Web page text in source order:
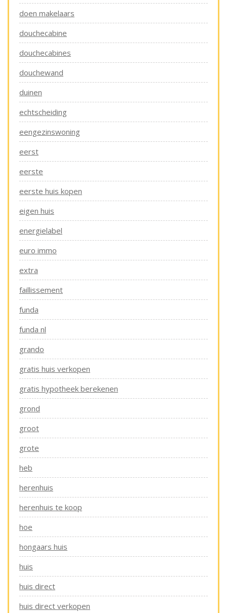
doen makelaars
douchecabine
douchecabines
douchewand
duinen
echtscheiding
eengezinswoning
eerst
eerste
eerste huis kopen
eigen huis
energielabel
euro immo
extra
faillissement
funda
funda nl
grando
gratis huis verkopen
gratis hypotheek berekenen
grond
groot
grote
heb
herenhuis
herenhuis te koop
hoe
hongaars huis
huis
huis direct
huis direct verkopen